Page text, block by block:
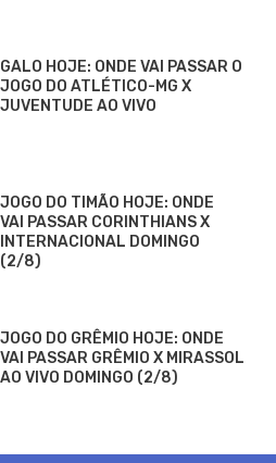
GALO HOJE: ONDE VAI PASSAR O
JOGO DO ATLÉTICO-MG X
JUVENTUDE AO VIVO
JOGO DO TIMÃO HOJE: ONDE
VAI PASSAR CORINTHIANS X
INTERNACIONAL DOMINGO
(2/8)
JOGO DO GRÊMIO HOJE: ONDE
VAI PASSAR GRÊMIO X MIRASSOL
AO VIVO DOMINGO (2/8)